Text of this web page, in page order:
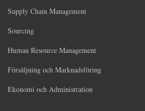
Supply Chain Management
Sourcing
Human Resource Management
Försäljning och Marknadsföring
Ekonomi och Administration